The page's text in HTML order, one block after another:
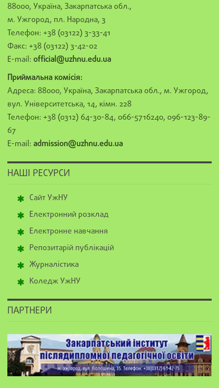
88000, Україна, Закарпатська обл.,
м. Ужгород, пл. Народна, 3
Телефон: +38 (03122) 3-33-41
Факс: +38 (03122) 3-42-02
E-mail: official@uzhnu.edu.ua
Приймальна комісія:
Адреса: 88000, Україна, Закарпатська обл., м. Ужгород,
вул. Університетська, 14, кімн. 228
Телефон: +38 (0312) 64-30-84, 066-5716240, 096-123-89-
67
E-mail: admission@uzhnu.edu.ua
НАШІ РЕСУРСИ
Сайт УжНУ
Електронний розклад
Електронне навчання
Репозитарій публікацій
Журналістика
Коледж УжНУ
ПАРТНЕРИ